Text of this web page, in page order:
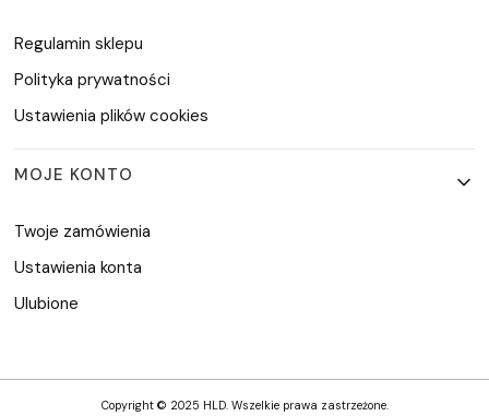
Regulamin sklepu
Polityka prywatności
Ustawienia plików cookies
MOJE KONTO
Twoje zamówienia
Ustawienia konta
Ulubione
Copyright © 2025 HLD. Wszelkie prawa zastrzeżone.